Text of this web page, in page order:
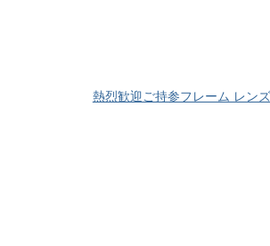
熱烈歓迎ご持参フレーム レン